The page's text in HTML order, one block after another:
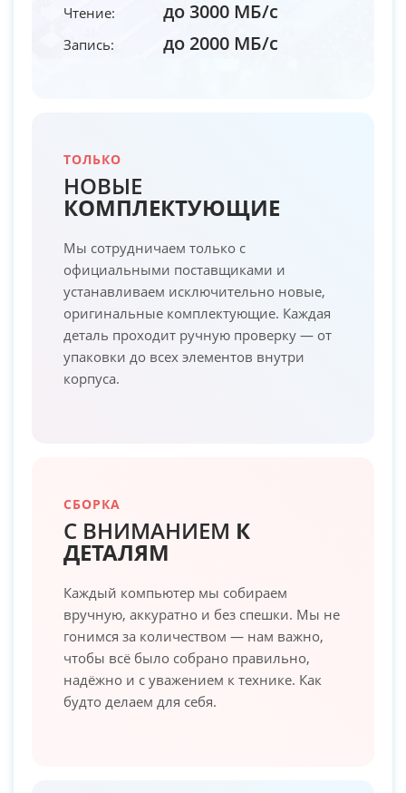
Чтение: до 3000 МБ/с
Запись: до 2000 МБ/с
ТОЛЬКО
НОВЫЕ
КОМПЛЕКТУЮЩИЕ
Мы сотрудничаем только с
официальными поставщиками и
устанавливаем исключительно новые,
оригинальные комплектующие. Каждая
деталь проходит ручную проверку — от
упаковки до всех элементов внутри
корпуса.
СБОРКА
С ВНИМАНИЕМ К
ДЕТАЛЯМ
Каждый компьютер мы собираем
вручную, аккуратно и без спешки. Мы не
гонимся за количеством — нам важно,
чтобы всё было собрано правильно,
надёжно и с уважением к технике. Как
будто делаем для себя.